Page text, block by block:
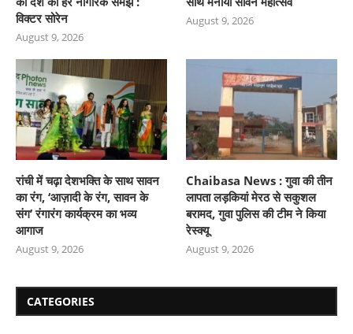
विक्टर सोरेन
August 9, 2026
August 9, 2026
रांची में चढ़ा देशभक्ति के साथ सावन
का रंग, ‘आज़ादी के रंग, सावन के
संग’ रंगारंग कार्यक्रम का भव्य
आगाज
August 9, 2026
Chaibasa News : गुवा की तीन
लापता लड़कियां मेरठ से सकुशल
बरामद, गुवा पुलिस की टीम ने किया
रेस्क्यू
August 9, 2026
CATEGORIES